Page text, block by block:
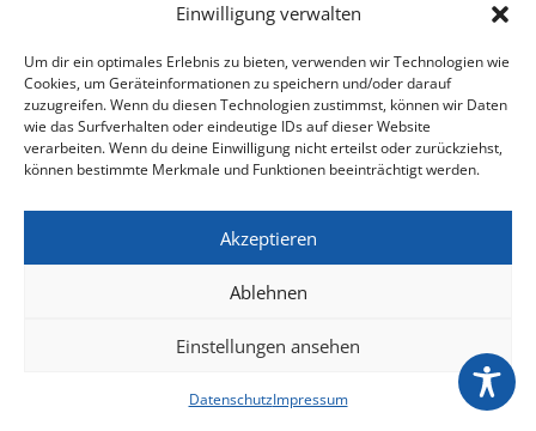
Einwilligung verwalten
Um dir ein optimales Erlebnis zu bieten, verwenden wir Technologien wie
Cookies, um Geräteinformationen zu speichern und/oder darauf
zuzugreifen. Wenn du diesen Technologien zustimmst, können wir Daten
wie das Surfverhalten oder eindeutige IDs auf dieser Website
verarbeiten. Wenn du deine Einwilligung nicht erteilst oder zurückziehst,
können bestimmte Merkmale und Funktionen beeinträchtigt werden.
Akzeptieren
Ablehnen
Einstellungen ansehen
DatenschutzImpressum

Suchtmittel
Alkohol- und Drogenverbot auf dem
Gelände, Rauchen nur in ausgewiesenen

WLAN